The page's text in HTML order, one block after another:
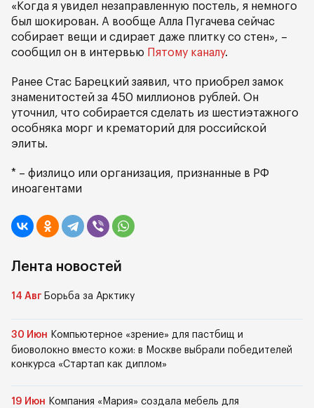
«Когда я увидел незаправленную постель, я немного
был шокирован. А вообще Алла Пугачева сейчас
собирает вещи и сдирает даже плитку со стен», –
сообщил он в интервью Пятому каналу.
Ранее Стас Барецкий заявил, что приобрел замок
знаменитостей за 450 миллионов рублей. Он
уточнил, что собирается сделать из шестиэтажного
особняка морг и крематорий для российской
элиты.
* – физлицо или организация, признанные в РФ
иноагентами
Лента новостей
14 Авг Борьба за Арктику
30 Июн Компьютерное «зрение» для пастбищ и
биоволокно вместо кожи: в Москве выбрали победителей
конкурса «Стартап как диплом»
19 Июн Компания «Мария» создала мебель для